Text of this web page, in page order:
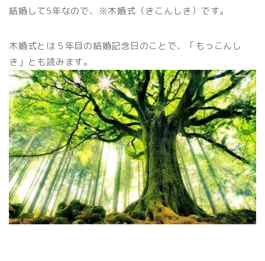
結婚して5年なので、※木婚式（きこんしき）です。
木婚式とは５年目の結婚記念日のことで、「もっこんし
き」とも読みます。